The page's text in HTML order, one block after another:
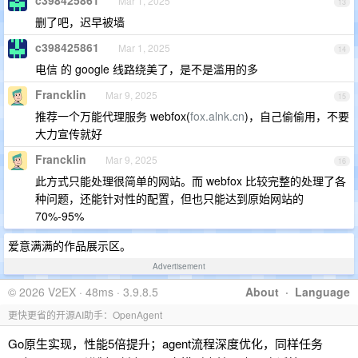
删了吧，迟早被墙
14
c398425861 Mar 1, 2025
电信 的 google 线路绕美了，是不是滥用的多
15
Francklin Mar 9, 2025
推荐一个万能代理服务 webfox(fox.alnk.cn)，自己偷偷用，不要
大力宣传就好
16
Francklin Mar 9, 2025
此方式只能处理很简单的网站。而 webfox 比较完整的处理了各
种问题，还能针对性的配置，但也只能达到原始网站的
70%-95%
爱意满满的作品展示区。
Advertisement
About · Language
© 2026 V2EX · 48ms · 3.9.8.5
更快更省的开源AI助手：OpenAgent
Go原生实现，性能5倍提升；agent流程深度优化，同样任务